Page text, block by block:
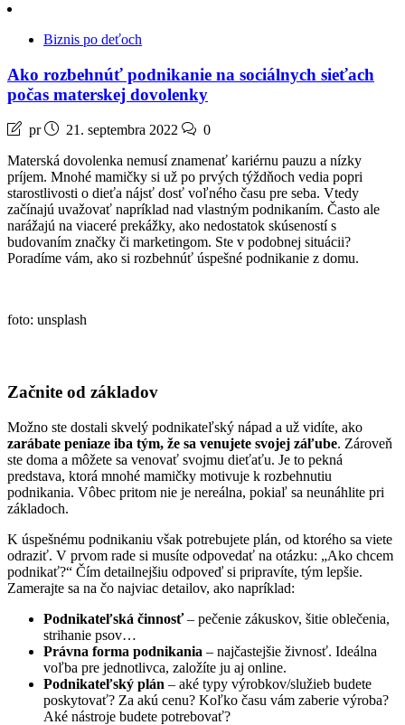
Biznis po deťoch
Ako rozbehnúť podnikanie na sociálnych sieťach
počas materskej dovolenky
pr 21. septembra 2022
0
Materská dovolenka nemusí znamenať kariérnu pauzu a nízky
príjem. Mnohé mamičky si už po prvých týždňoch vedia popri
starostlivosti o dieťa nájsť dosť voľného času pre seba. Vtedy
začínajú uvažovať napríklad nad vlastným podnikaním. Často ale
narážajú na viaceré prekážky, ako nedostatok skúseností s
budovaním značky či marketingom. Ste v podobnej situácii?
Poradíme vám, ako si rozbehnúť úspešné podnikanie z domu.
foto: unsplash
Začnite od základov
Možno ste dostali skvelý podnikateľský nápad a už vidíte, ako
zarábate peniaze iba tým, že sa venujete svojej záľube. Zároveň
ste doma a môžete sa venovať svojmu dieťaťu. Je to pekná
predstava, ktorá mnohé mamičky motivuje k rozbehnutiu
podnikania. Vôbec pritom nie je nereálna, pokiaľ sa neunáhlite pri
základoch.
K úspešnému podnikaniu však potrebujete plán, od ktorého sa viete
odraziť. V prvom rade si musíte odpovedať na otázku: „Ako chcem
podnikať?“ Čím detailnejšiu odpoveď si pripravíte, tým lepšie.
Zamerajte sa na čo najviac detailov, ako napríklad:
Podnikateľská činnosť– pečenie zákuskov, šitie oblečenia,
strihanie psov…
Právna forma podnikania – najčastejšie živnosť. Ideálna
voľba pre jednotlivca, založíte ju aj online.
Podnikateľský plán – aké typy výrobkov/služieb budete
poskytovať? Za akú cenu? Koľko času vám zaberie výroba?
Aké nástroje budete potrebovať?